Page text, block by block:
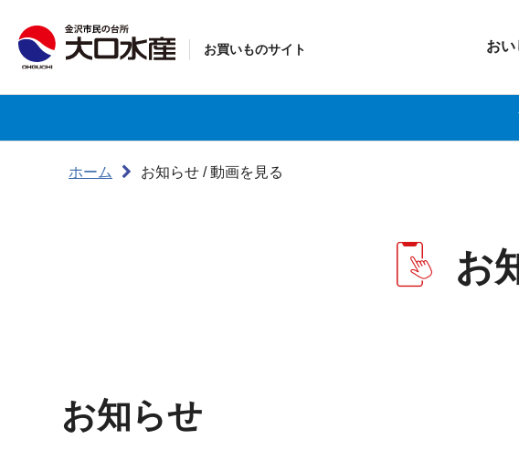
お買いものサイト おい
ホーム お知らせ / 動画を見る
お
お知らせ